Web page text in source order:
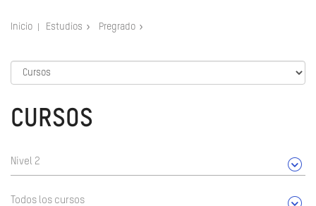
Inicio Estudios Pregrado
CURSOS
Nivel 2
Todos los cursos